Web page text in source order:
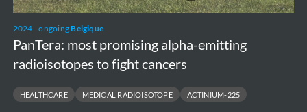
2024 - ongoingBelgique
PanTera: most promising alpha-emitting
radioisotopes to fight cancers
HEALTHCARE MEDICAL RADIOISOTOPE ACTINIUM-225